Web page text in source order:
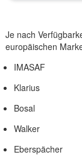
Je nach
europäischen
IMASAF
Klarius
Bosal
Walker
Eberspächer